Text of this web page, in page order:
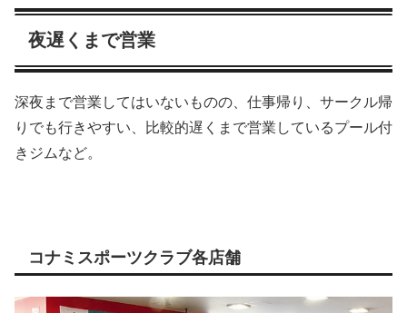
夜遅くまで営業
深夜まで営業してはいないものの、仕事帰り、サークル帰
りでも行きやすい、比較的遅くまで営業しているプール付
きジムなど。
コナミスポーツクラブ各店舗